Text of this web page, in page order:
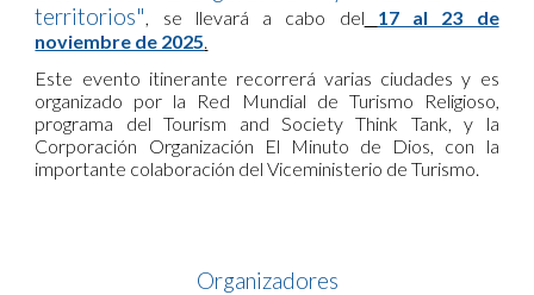
territorios", se llevará a cabo del
17 al 23 de
noviembre de 2025.
Este evento itinerante recorrerá varias ciudades y es
organizado por la Red Mundial de Turismo Religioso,
programa del Tourism and Society Think Tank, y la
Corporación Organización El Minuto de Dios, con la
importante colaboración del Viceministerio de Turismo.
Organizadores